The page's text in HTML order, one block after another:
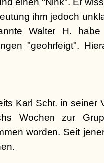
einen "Nink". Er
ihm jedoch
Walter H.
"geohrfeigt".
Karl Schr. in seiner
Wochen zur
worden. Seit